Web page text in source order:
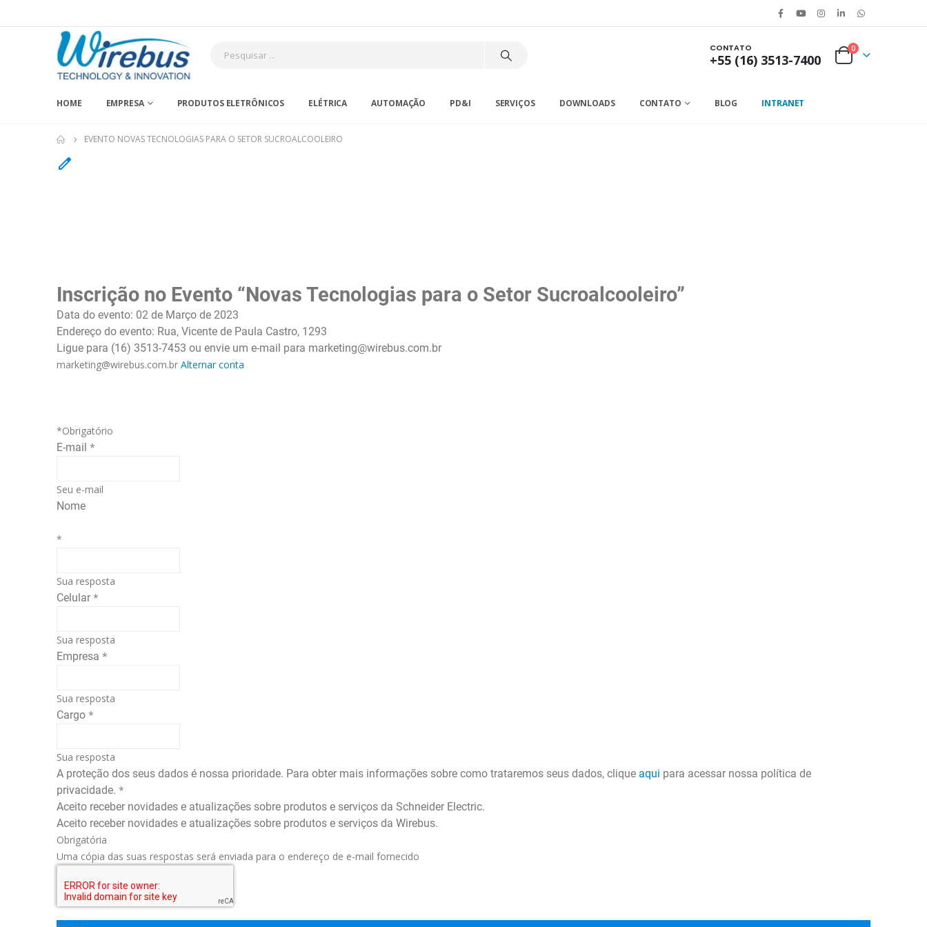
CONTATO
+55 (16) 3513-7400
0
HOME EMPRESA PRODUTOS ELETRÔNICOS ELÉTRICA AUTOMAÇÃO PD&I SERVIÇOS DOWNLOADS CONTATO BLOG INTRANET
EVENTO NOVAS TECNOLOGIAS PARA O SETOR SUCROALCOOLEIRO
Inscrição no Evento “Novas Tecnologias para o Setor Sucroalcooleiro”
Data do evento: 02 de Março de 2023
Endereço do evento: Rua, Vicente de Paula Castro, 1293
Ligue para (16) 3513-7453 ou envie um e-mail para marketing@wirebus.com.br
marketing@wirebus.com.br Alternar conta
*Obrigatório
E-mail *
Seu e-mail
Nome
*
Sua resposta
Celular *
Sua resposta
Empresa *
Sua resposta
Cargo *
Sua resposta
A proteção dos seus dados é nossa prioridade. Para obter mais informações sobre como trataremos seus dados, clique aqui para acessar nossa política de
privacidade. *
Aceito receber novidades e atualizações sobre produtos e serviços da Schneider Electric.
Aceito receber novidades e atualizações sobre produtos e serviços da Wirebus.
Obrigatória
Uma cópia das suas respostas será enviada para o endereço de e-mail fornecido